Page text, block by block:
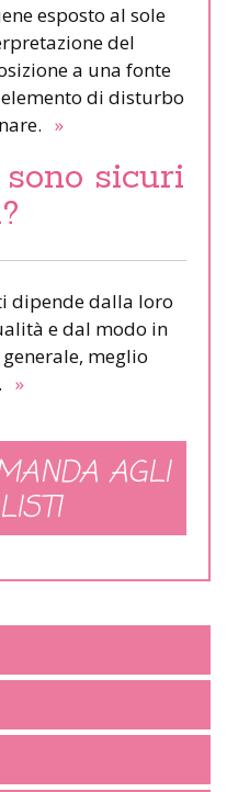
esposto al sole
del
a una fonte
di disturbo
»
sicuri
dipende dalla loro
e dal modo in
meglio
»
AGLI